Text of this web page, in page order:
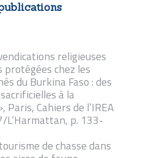
religieuses
protégées chez les
du Burkina Faso : des
à la
Paris, Cahiers de l’IREA
p. 133-
de chasse dans